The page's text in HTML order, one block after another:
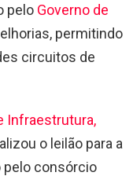
pelo Governo de
permitindo
circuitos de
Infraestrutura,
o leilão para a
pelo consórcio